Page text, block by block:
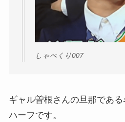
しゃべくり007
ギャル曽根さんの旦那であ
ハーフです。